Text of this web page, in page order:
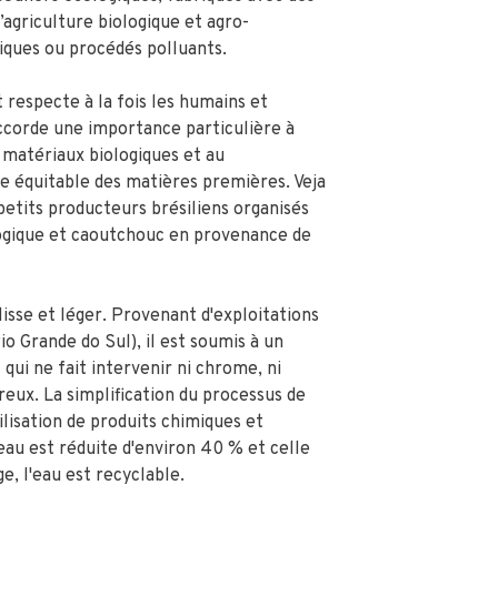
biologique et agro-
ou procédés polluants.
à la fois les humains et
une importance particulière à
biologiques et au
équitable des matières premières. Veja
producteurs brésiliens organisés
et caoutchouc en provenance de
et léger. Provenant d'exploitations
Grande do Sul), il est soumis à un
qui ne fait intervenir ni chrome, ni
La simplification du processus de
de produits chimiques et
est réduite d'environ 40 % et celle
l'eau est recyclable.